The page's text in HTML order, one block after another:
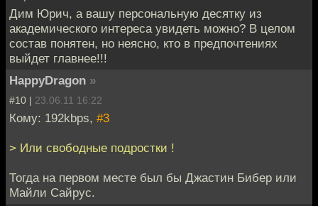
Дим Юрич, а вашу персональную десятку из
академического интереса увидеть можно? В целом
состав понятен, но неясно, кто в предпочтениях
выйдет главнее!!!
HappyDragon »
#10 | 23.06.11 16:22
Кому: 192kbps, #3
> Или свободные подростки !
Тогда на первом месте был бы Джастин Бибер или
Майли Сайрус.